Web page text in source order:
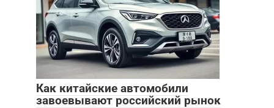
Как китайские автомобили
завоевывают российский рынок